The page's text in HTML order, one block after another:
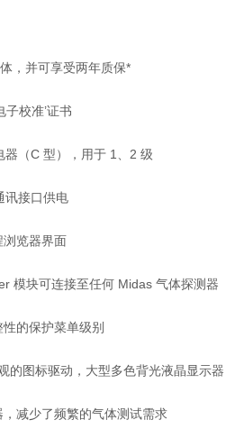
，并可享受两年质保*
子校准’证书
器（C 型），用于 1、2 级
讯接口供电
浏览器界面
模块可连接至任何 Midas 气体探测器
的保护菜单级别
的图标驱动，大型多色背光液晶显示器
减少了频繁的气体测试需求